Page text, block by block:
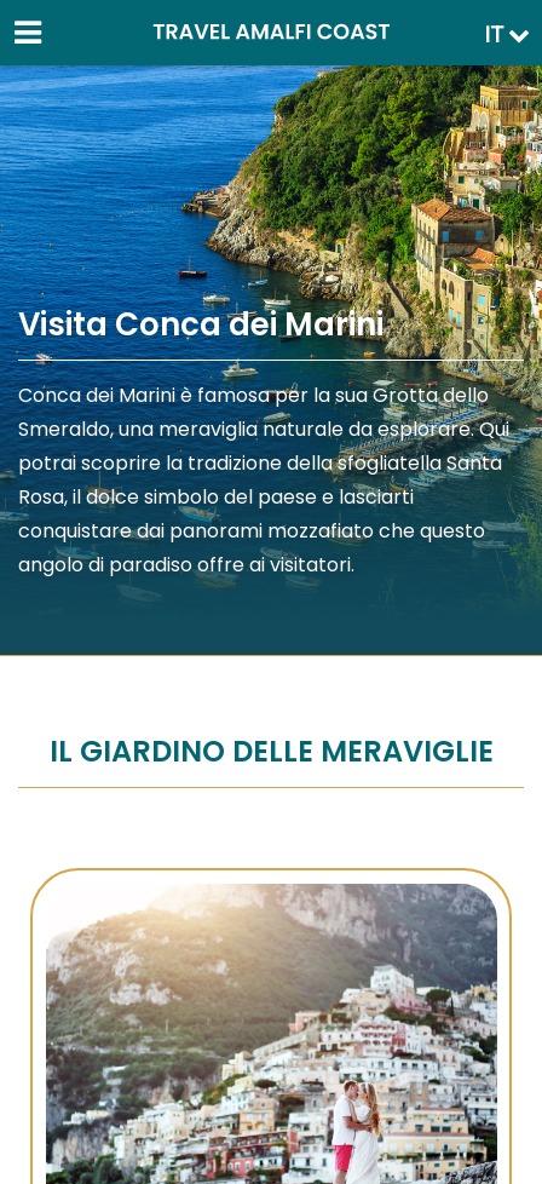
IT
Visita Conca dei Marini
Conca dei Marini è famosa per la sua Grotta dello
Smeraldo, una meraviglia naturale da esplorare. Qui
potrai scoprire la tradizione della sfogliatella Santa
Rosa, il dolce simbolo del paese e lasciarti
conquistare dai panorami mozzafiato che questo
angolo di paradiso offre ai visitatori.
IL GIARDINO DELLE MERAVIGLIE